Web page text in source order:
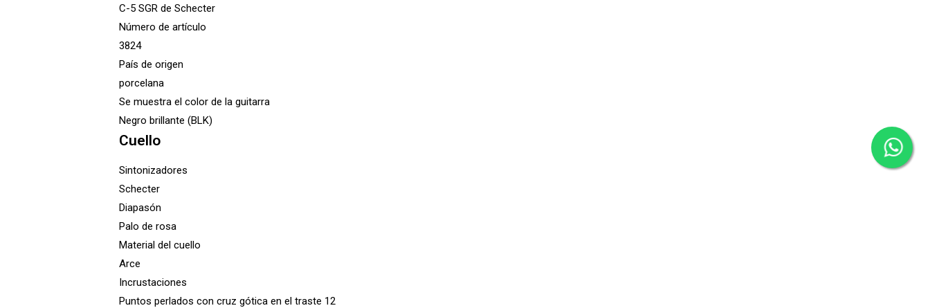
C-5 SGR de Schecter
Número de artículo
3824
País de origen
porcelana
Se muestra el color de la guitarra
Negro brillante (BLK)
Cuello
Sintonizadores
Schecter
Diapasón
Palo de rosa
Material del cuello
Arce
Incrustaciones
Puntos perlados con cruz gótica en el traste 12